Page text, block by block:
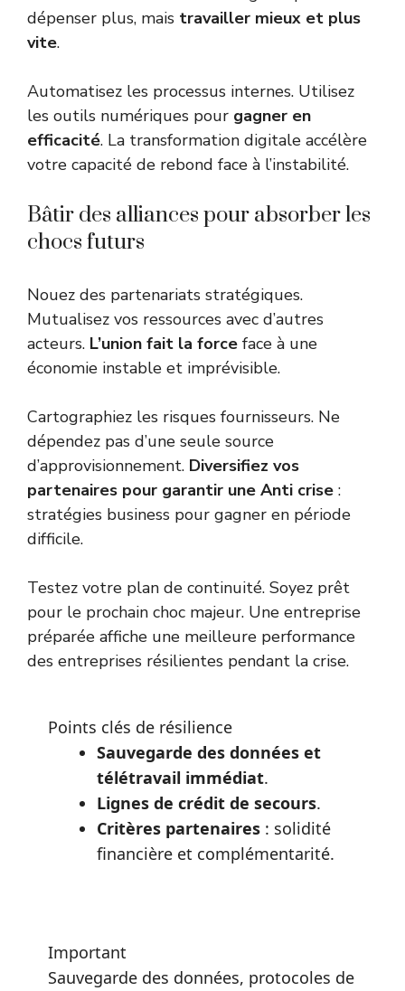
dépenser plus, mais travailler mieux et plus
vite.
Automatisez les processus internes. Utilisez
les outils numériques pour gagner en
efficacité. La transformation digitale accélère
votre capacité de rebond face à l’instabilité.
Bâtir des alliances pour absorber les
chocs futurs
Nouez des partenariats stratégiques.
Mutualisez vos ressources avec d’autres
acteurs. L’union fait la force face à une
économie instable et imprévisible.
Cartographiez les risques fournisseurs. Ne
dépendez pas d’une seule source
d’approvisionnement. Diversifiez vos
partenaires pour garantir une Anti crise :
stratégies business pour gagner en période
difficile.
Testez votre plan de continuité. Soyez prêt
pour le prochain choc majeur. Une entreprise
préparée affiche une meilleure performance
des entreprises résilientes pendant la crise.
Points clés de résilience
Sauvegarde des donnéeset
télétravail immédiat.
Lignes de crédit de secours.
Critères partenaires: solidité
financière et complémentarité.
Important
Sauvegarde des données, protocoles de